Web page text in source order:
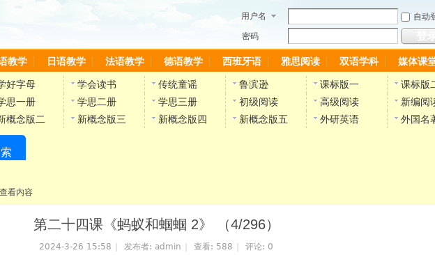
用户名 自动
密码
教学 日语教学 法语教学 德语教学 西班牙语 雅思阅读 双语学科 媒体课
好字母 学会读书 传统童谣 鲁滨逊 课标版一
课标版
思一册 学思二册 学思三册 初级阅读 高级阅读
新编阅
概念版二 新概念版三 新概念版四 新概念版五 外研英语 外国名
查看内容
第二十四课《蚂蚁和蝈蝈 2》 （4/296）
2024-3-26 15:58 发布者: admin 查看: 588 评论: 0